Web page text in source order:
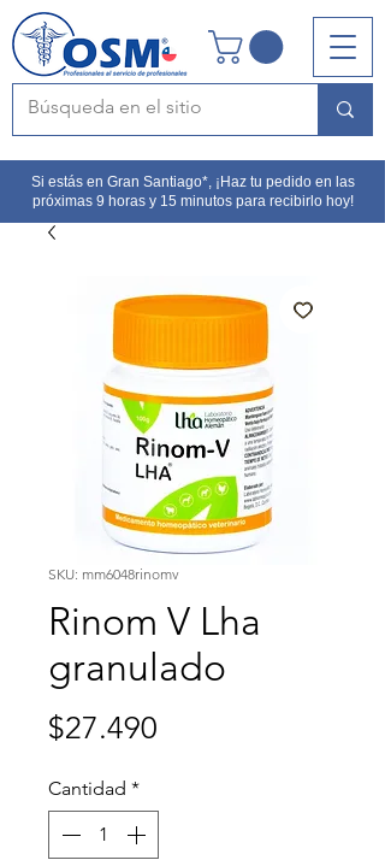
Si estás en Gran Santiago*, ¡Haz tu pedido en las
próximas 9 horas y 15 minutos para recibirlo hoy!
SKU: mm6048rinomv
Rinom V Lha
granulado
$27.490
Cantidad *